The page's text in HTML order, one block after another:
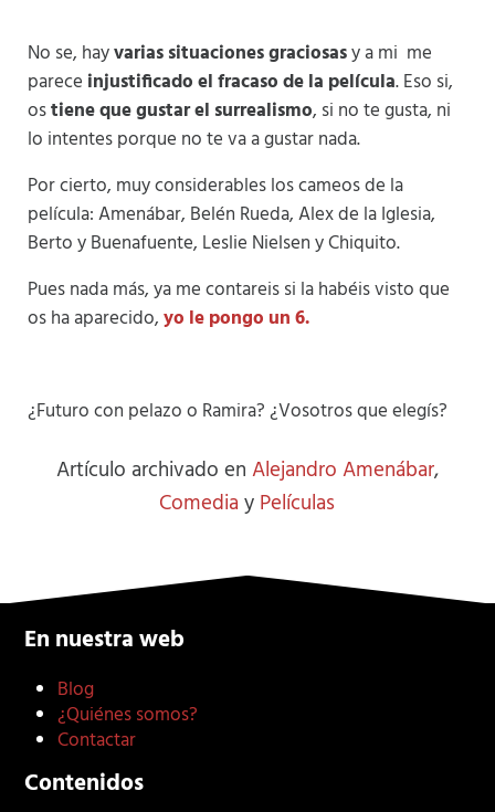
No se, hayvarias situaciones graciosasy a mi me
parece injustificado el fracaso de la película. Eso si,
ostiene que gustar el surrealismo, si no te gusta, ni
lo intentes porque no te va a gustar nada.
Por cierto, muy considerables los cameos de la
película: Amenábar, Belén Rueda, Alex de la Iglesia,
Berto y Buenafuente, Leslie Nielsen y Chiquito.
Pues nada más, ya me contareis si la habéis visto que
os ha aparecido,yo le pongo un 6.
¿Futuro con pelazo o Ramira? ¿Vosotros que elegís?
Artículo archivado en Alejandro Amenábar,
Comedia y Películas
En nuestra web
Blog
¿Quiénes somos?
Contactar
Contenidos